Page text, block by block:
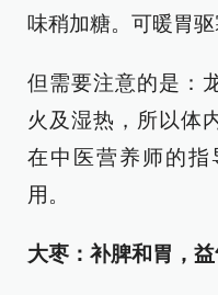
味稍加糖。可暖胃驱
但需要注意的是：
火及湿热，所以体
在中医营养师的
用。
大枣：补脾和胃，